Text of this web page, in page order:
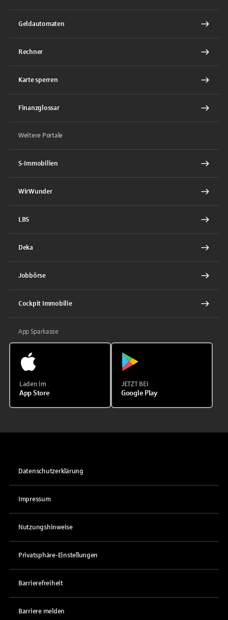
Geldautomaten
Rechner
Karte sperren
Finanzglossar
Weitere Portale
S-Immobilien
WirWunder
LBS
Deka
Jobbörse
Cockpit Immobilie
App Sparkasse
Laden im
App Store
JETZT BEI
Google Play
Datenschutzerklärung
Impressum
Nutzungshinweise
Privatsphäre-Einstellungen
Barrierefreiheit
Barriere melden